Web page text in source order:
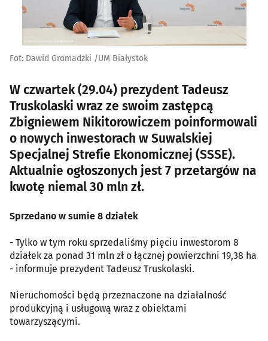
Fot: Dawid Gromadzki /UM Białystok
W czwartek (29.04) prezydent Tadeusz
Truskolaski wraz ze swoim zastępcą
Zbigniewem Nikitorowiczem poinformowali
o nowych inwestorach w Suwalskiej
Specjalnej Strefie Ekonomicznej (SSSE).
Aktualnie ogłoszonych jest 7 przetargów na
kwotę niemal 30 mln zł.
Sprzedano w sumie 8 działek
- Tylko w tym roku sprzedaliśmy pięciu inwestorom 8
działek za ponad 31 mln zł o łącznej powierzchni 19,38 ha
- informuje prezydent Tadeusz Truskolaski.
Nieruchomości będą przeznaczone na działalność
produkcyjną i usługową wraz z obiektami
towarzyszącymi.